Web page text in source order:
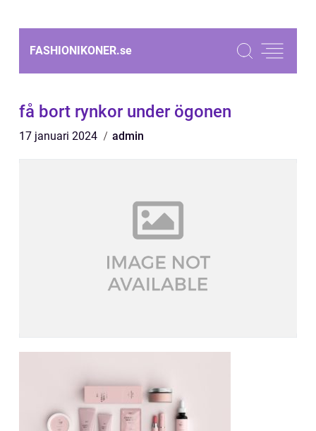
FASHIONIKONER.se
få bort rynkor under ögonen
17 januari 2024 admin